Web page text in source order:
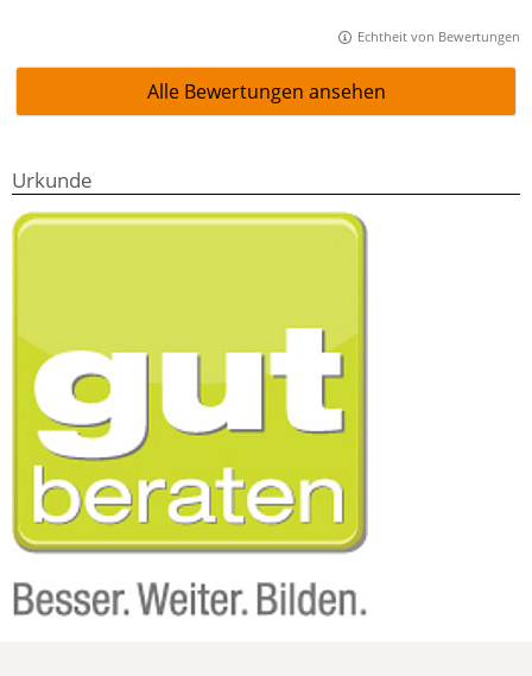
Echtheit von Bewertungen
Alle Bewertungen ansehen
Urkunde